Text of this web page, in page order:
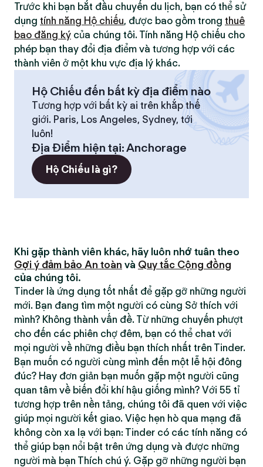
Trước khi bạn bắt đầu chuyến du lịch, bạn có thể sử
dụng tính năng Hộ chiếu, được bao gồm trong thuê
bao đăng ký của chúng tôi. Tính năng Hộ chiếu cho
phép bạn thay đổi địa điểm và tương hợp với các
thành viên ở một khu vực địa lý khác.
Hộ Chiếu đến bất kỳ địa điểm nào
Tương hợp với bất kỳ ai trên khắp thế
giới. Paris, Los Angeles, Sydney, tới
luôn!
Địa Điểm hiện tại:Anchorage
Hộ Chiếu là gì?
Khi gặp thành viên khác, hãy luôn nhớ tuân theo
Gợi ý đảm bảo An toàn và Quy tắc Cộng đồng
của chúng tôi.
Tinder là ứng dụng tốt nhất để gặp gỡ những người
mới. Bạn đang tìm một người có cùng Sở thích với
mình? Không thành vấn đề. Từ những chuyến phượt
cho đến các phiên chợ đêm, bạn có thể chat với
mọi người về những điều bạn thích nhất trên Tinder.
Bạn muốn có người cùng mình đến một lễ hội đông
đúc? Hay đơn giản bạn muốn gặp một người cũng
quan tâm về biến đổi khí hậu giống mình? Với 55 tỉ
tương hợp trên nền tảng, chúng tôi đã quen với việc
giúp mọi người kết giao. Việc hẹn hò qua mạng đã
không còn xa lạ với bạn: Tinder có các tính năng có
thể giúp bạn nổi bật trên ứng dụng và được những
người mà bạn Thích chú ý. Gặp gỡ những người bạn